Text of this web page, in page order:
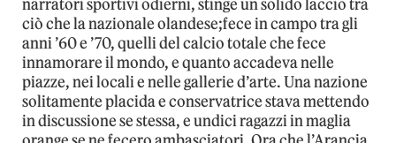
narratori sportivi odierni, stinge un solido laccio tra
ciò che la nazionale olandese;fece in campo tra gli
anni ’60 e ’70, quelli del calcio totale che fece
innamorare il mondo, e quanto accadeva nelle
piazze, nei locali e nelle gallerie d’arte. Una nazione
solitamente placida e conservatrice stava mettendo
in discussione se stessa, e undici ragazzi in maglia